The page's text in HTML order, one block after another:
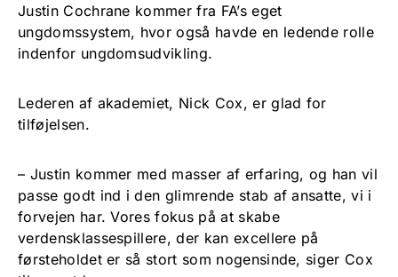
Justin Cochrane kommer fra FA’s eget
ungdomssystem, hvor også havde en ledende rolle
indenfor ungdomsudvikling.
Lederen af akademiet, Nick Cox, er glad for
tilføjelsen.
– Justin kommer med masser af erfaring, og han vil
passe godt ind i den glimrende stab af ansatte, vi i
forvejen har. Vores fokus på at skabe
verdensklassespillere, der kan excellere på
førsteholdet er så stort som nogensinde, siger Cox